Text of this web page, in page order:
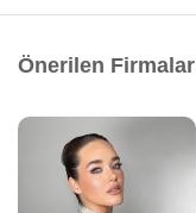
Önerilen Firmalar